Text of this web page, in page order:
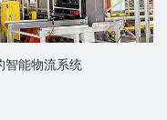
智能物流系统